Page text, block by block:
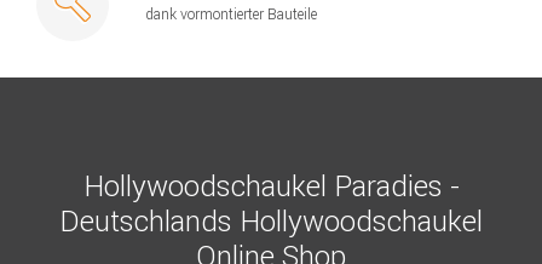
dank vormontierter Bauteile
Hollywoodschaukel Paradies -
Deutschlands Hollywoodschaukel
Online Shop